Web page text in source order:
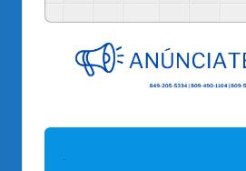
.